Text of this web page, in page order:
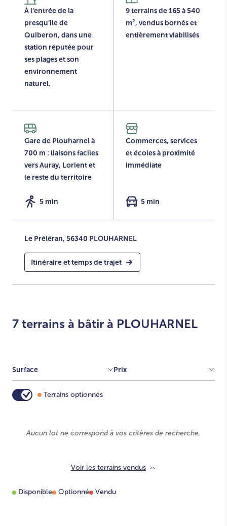
À l’entrée de la
presqu’île de
Quiberon, dans une
station réputée pour
ses plages et son
environnement
naturel.
9 terrains de 165 à 540
m², vendus bornés et
entièrement viabilisés
Gare de Plouharnel à
700 m : liaisons faciles
vers Auray, Lorient et
le reste du territoire
5 min
Commerces, services
et écoles à proximité
immédiate
5 min
Le Préléran, 56340 PLOUHARNEL
Itinéraire et temps de trajet
7 terrains à bâtir à PLOUHARNEL
Afficher l'emprise constructible
Surface Prix
Terrains optionnés
Aucun lot ne correspond à vos critères de recherche.
Voir les terrains vendus
Disponible Optionné Vendu